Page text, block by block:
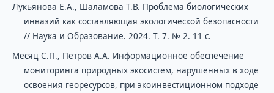
Лукьянова Е.А., Шаламова Т.В. Проблема биологических
инвазий как составляющая экологической безопасности
// Наука и Образование. 2024. Т. 7. № 2. 11 с.
Месяц С.П., Петров А.А. Информационное обеспечение
мониторинга природных экосистем, нарушенных в ходе
освоения георесурсов, при экоинвестиционном подходе